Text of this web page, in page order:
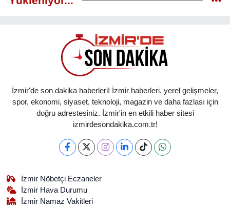
İzmir'de son dakika haberleri! İzmir haberleri, yerel gelişmeler,
spor, ekonomi, siyaset, teknoloji, magazin ve daha fazlası için
doğru adrestesiniz. İzmir'in en etkili haber sitesi
izmirdesondakika.com.tr!
İzmir Nöbetçi Eczaneler
İzmir Hava Durumu
İzmir Namaz Vakitleri